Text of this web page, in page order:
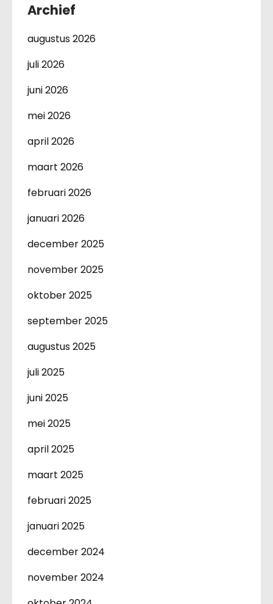
Archief
augustus 2026
juli 2026
juni 2026
mei 2026
april 2026
maart 2026
februari 2026
januari 2026
december 2025
november 2025
oktober 2025
september 2025
augustus 2025
juli 2025
juni 2025
mei 2025
april 2025
maart 2025
februari 2025
januari 2025
december 2024
november 2024